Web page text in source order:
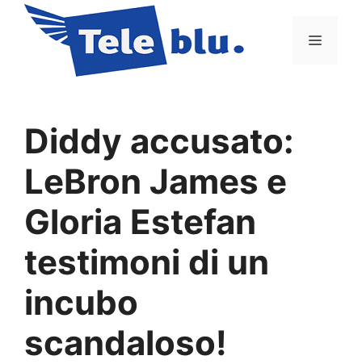
contenuto
Menu
Diddy accusato:
LeBron James e
Gloria Estefan
testimoni di un
incubo
scandaloso!